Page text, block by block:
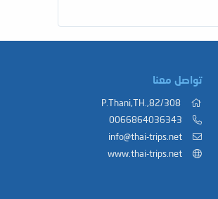
تواصل معنا
82/308,.P.Thani,TH
0066864036343
info@thai-trips.net
www.thai-trips.net